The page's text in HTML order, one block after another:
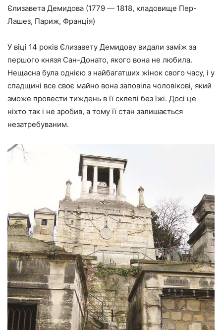
Єлизавета Демидова (1779 — 1818, кладовище Пер-
Лашез, Париж, Франція)
У віці 14 років Єлизавету Демидову видали заміж за
першого князя Сан-Донато, якого вона не любила.
Нещасна була однією з найбагатших жінок свого часу, і у
спадщині все своє майно вона заповіла чоловікові, який
зможе провести тиждень в її склепі без їжі. Досі це
ніхто так і не зробив, а тому її стан залишається
незатребуваним.